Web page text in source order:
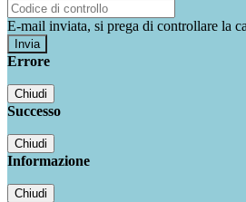
E-mail inviata, si prega di controllare la
Errore
Chiudi
Successo
Chiudi
Informazione
Chiudi